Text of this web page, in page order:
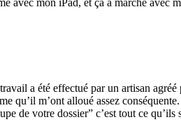
avec mon iPad, et ça a marché avec
a été effectué par un artisan
qu’il m’ont alloué assez
de votre dossier” c’est tout ce